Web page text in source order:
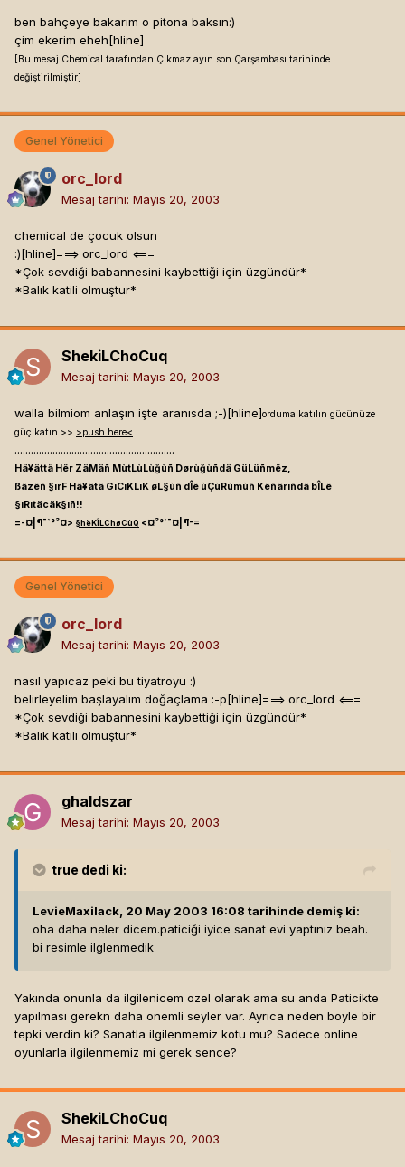
ben bahçeye bakarım o pitona baksın:)
çim ekerim eheh[hline]
[Bu mesaj Chemical tarafından Çıkmaz ayın son Çarşambası tarihinde
değiştirilmiştir]
Genel Yönetici
orc_lord
Mesaj tarihi: Mayıs 20, 2003
chemical de çocuk olsun
:)[hline]===> orc_lord <===
*Çok sevdiği babannesini kaybettiği için üzgündür*
*Balık katili olmuştur*
ShekiLChoCuq
Mesaj tarihi: Mayıs 20, 2003
walla bilmiom anlaşın işte aranısda ;-)[hline]orduma katılın gücünüze
güç katın >> >push here<
...........................................................
Hä¥ättä Hër ZäMäñ MùtLùLùğùñ Dørùğùñdä GüLüñmëz,
ßäzëñ §ırF Hä¥ätä GıCıKLıK øL§ùñ dÎë ùÇùRùmùñ Këñärıñdä bÎLë
§ıRıtäcäk§ıñ!!
=-¤|¶¯`°²¤> §hëKÎLChøCùQ <¤²°`¯¤|¶-=
Genel Yönetici
orc_lord
Mesaj tarihi: Mayıs 20, 2003
nasıl yapıcaz peki bu tiyatroyu :)
belirleyelim başlayalım doğaçlama :-p[hline]===> orc_lord <===
*Çok sevdiği babannesini kaybettiği için üzgündür*
*Balık katili olmuştur*
ghaldszar
Mesaj tarihi: Mayıs 20, 2003
true dedi ki:
LevieMaxilack, 20 May 2003 16:08 tarihinde demiş ki:
oha daha neler dicem.paticiği iyice sanat evi yaptınız beah.
bi resimle ilglenmedik
Yakında onunla da ilgilenicem ozel olarak ama su anda Paticikte
yapılması gerekn daha onemli seyler var. Ayrıca neden boyle bir
tepki verdin ki? Sanatla ilgilenmemiz kotu mu? Sadece online
oyunlarla ilgilenmemiz mi gerek sence?
ShekiLChoCuq
Mesaj tarihi: Mayıs 20, 2003